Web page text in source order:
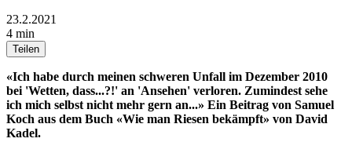
23.2.2021
4 min
Teilen
«Ich habe durch meinen schweren Unfall im Dezember 2010
bei 'Wetten, dass...?!' an 'Ansehen' verloren. Zumindest sehe
ich mich selbst nicht mehr gern an...» Ein Beitrag von Samuel
Koch aus dem Buch «Wie man Riesen bekämpft» von David
Kadel.